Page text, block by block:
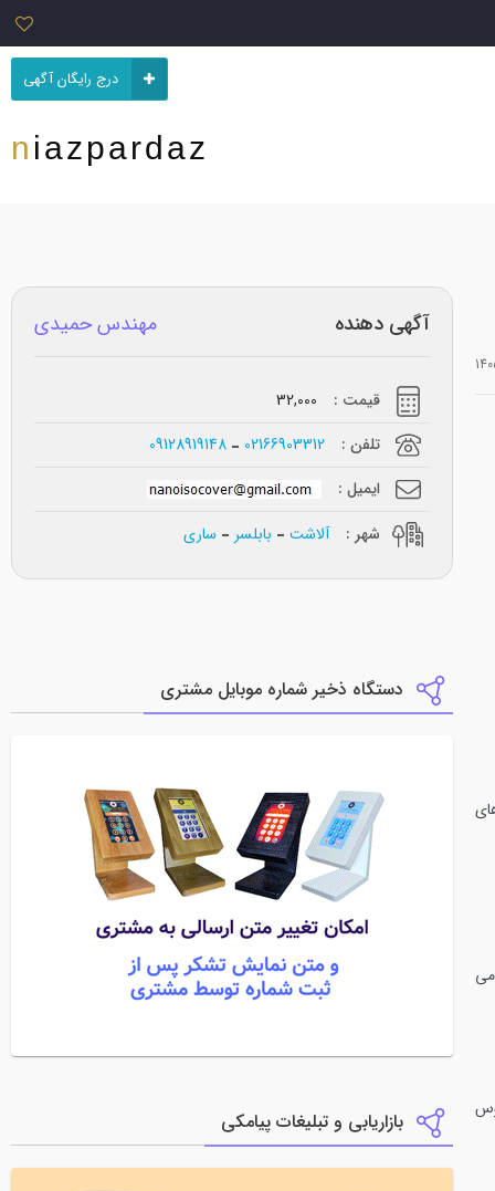
درج رایگان آگهی
niazpardaz
آگهی دهنده مهندس حمیدی
قیمت :
32,000
تلفن :
02166903312
09128919148
ایمیل :
شهر :
آلاشت بابلسر ساری
دستگاه ذخیر شماره موبایل مشتری
بازاریابی و تبلیغات پیامکی